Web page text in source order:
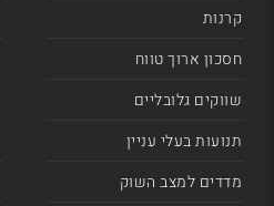
קרנות
חסכון ארוך טווח
שווקים גלובליים
תנועות בעלי עניין
מדדים למצב השוק